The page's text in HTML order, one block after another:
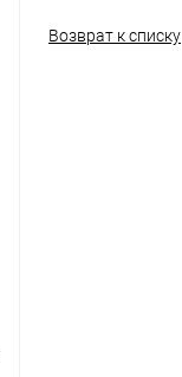
Возврат к списку